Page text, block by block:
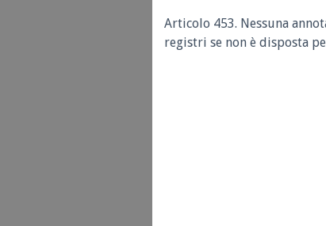
Articolo 453. Nessuna
registri se non è disposta